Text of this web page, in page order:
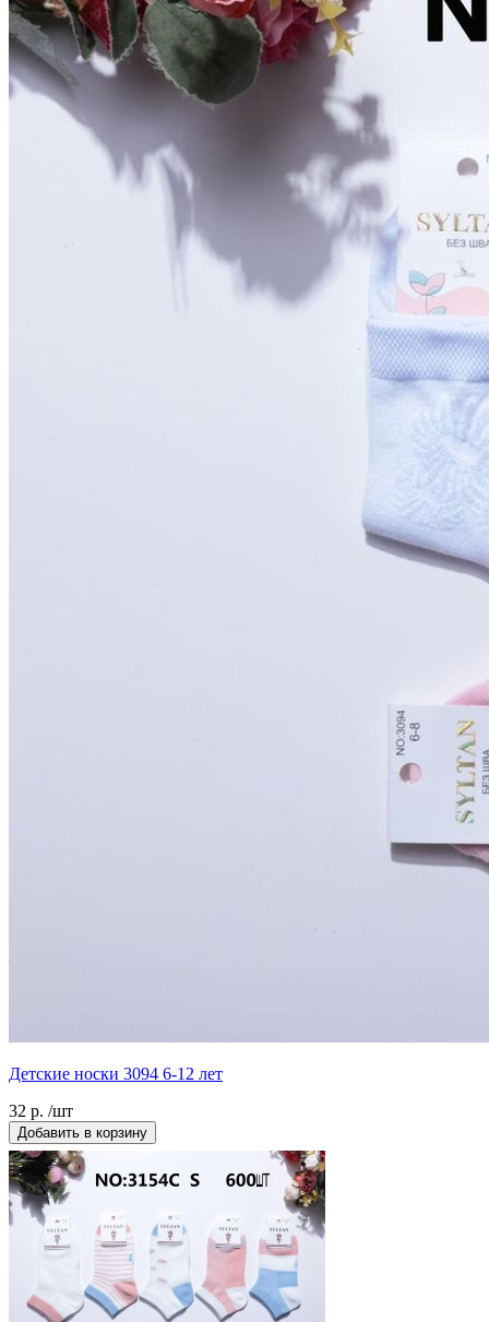
Детские носки 3094 6-12 лет
32 р. /шт
Добавить в корзину